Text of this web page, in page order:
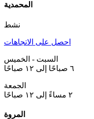
المحمدية
نشط
احصل على الاتجاهات
السبت - الخميس
٦ صباحًا إلى ١٢ صباحًا
الجمعة
٢ مساءً إلى ١٢ صباحًا
المروة